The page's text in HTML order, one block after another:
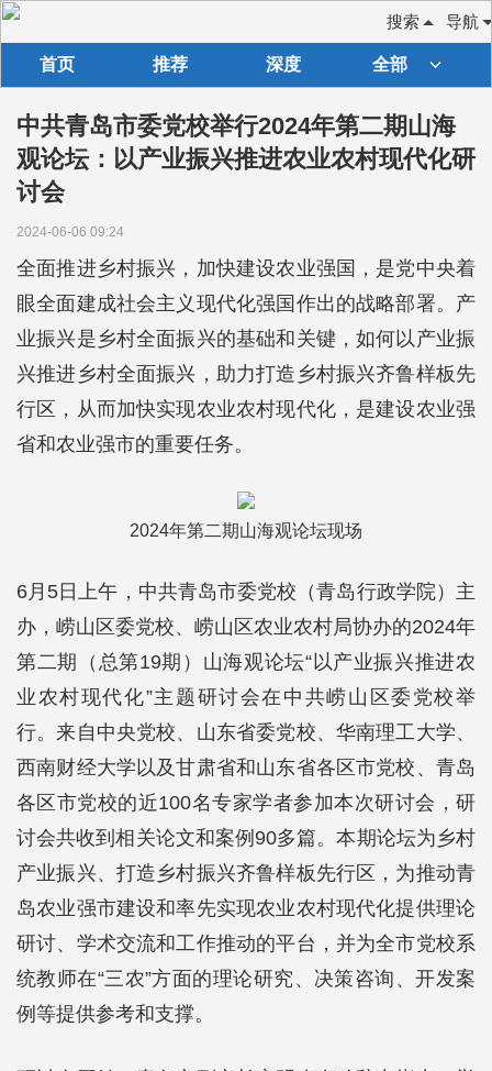
导航
搜索
首页 推荐 深度 全部
中共青岛市委党校举行2024年第二期山海
观论坛：以产业振兴推进农业农村现代化研
讨会
2024-06-06 09:24
全面推进乡村振兴，加快建设农业强国，是党中央着
眼全面建成社会主义现代化强国作出的战略部署。产
业振兴是乡村全面振兴的基础和关键，如何以产业振
兴推进乡村全面振兴，助力打造乡村振兴齐鲁样板先
行区，从而加快实现农业农村现代化，是建设农业强
省和农业强市的重要任务。
2024年第二期山海观论坛现场
6月5日上午，中共青岛市委党校（青岛行政学院）主
办，崂山区委党校、崂山区农业农村局协办的2024年
第二期（总第19期）山海观论坛“以产业振兴推进农
业农村现代化”主题研讨会在中共崂山区委党校举
行。来自中央党校、山东省委党校、华南理工大学、
西南财经大学以及甘肃省和山东省各区市党校、青岛
各区市党校的近100名专家学者参加本次研讨会，研
讨会共收到相关论文和案例90多篇。本期论坛为乡村
产业振兴、打造乡村振兴齐鲁样板先行区，为推动青
岛农业强市建设和率先实现农业农村现代化提供理论
研讨、学术交流和工作推动的平台，并为全市党校系
统教师在“三农”方面的理论研究、决策咨询、开发案
例等提供参考和支撑。